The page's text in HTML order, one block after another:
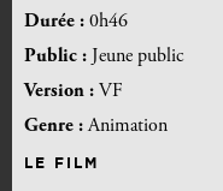
Durée : 0h46
Public : Jeune public
Version : VF
Genre :Animation
LE FILM